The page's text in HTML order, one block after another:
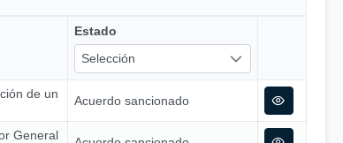
Estado
Selección
de un
Acuerdo sancionado
General